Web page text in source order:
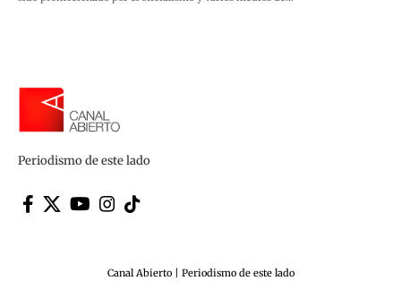
Periodismo de este lado
Canal Abierto | Periodismo de este lado